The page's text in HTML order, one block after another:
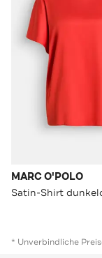
MARC O'POLO
Satin-Shirt
* Unverbindliche